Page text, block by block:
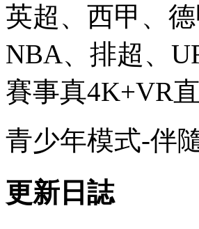
英超、西甲、
NBA、排超、
賽事真4K+VR
青少年模式-伴
更新日誌